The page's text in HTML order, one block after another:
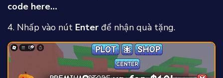
code here…
4. Nhấp vào nút Enter để nhận quà tặng.